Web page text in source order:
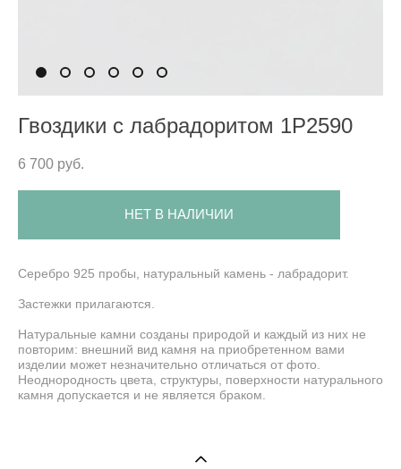
Гвоздики с лабрадоритом 1P2590
6 700 pуб.
НЕТ В НАЛИЧИИ
Серебро 925 пробы, натуральный камень - лабрадорит.
Застежки прилагаются.
Натуральные камни созданы природой и каждый из них не
повторим: внешний вид камня на приобретенном вами
изделии может незначительно отличаться от фото.
Неоднородность цвета, структуры, поверхности натурального
камня допускается и не является браком.